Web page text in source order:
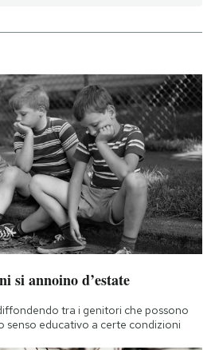
si annoino d’estate
tra i genitori che possono
senso educativo a certe condizioni